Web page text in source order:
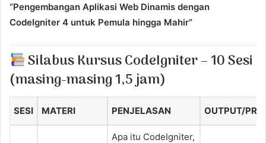
“Pengembangan Aplikasi Web Dinamis dengan
CodeIgniter 4 untuk Pemula hingga Mahir”
Silabus Kursus CodeIgniter – 10 Sesi
(masing-masing 1,5 jam)
SESI MATERI PENJELASAN OUTPUT/
Apa itu CodeIgniter,